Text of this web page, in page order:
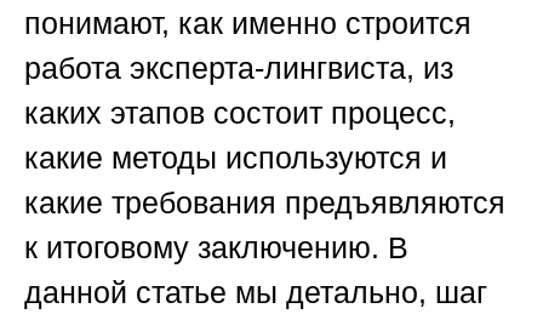
понимают, как именно строится
работа эксперта-лингвиста, из
каких этапов состоит процесс,
какие методы используются и
какие требования предъявляются
к итоговому заключению. В
данной статье мы детально, шаг